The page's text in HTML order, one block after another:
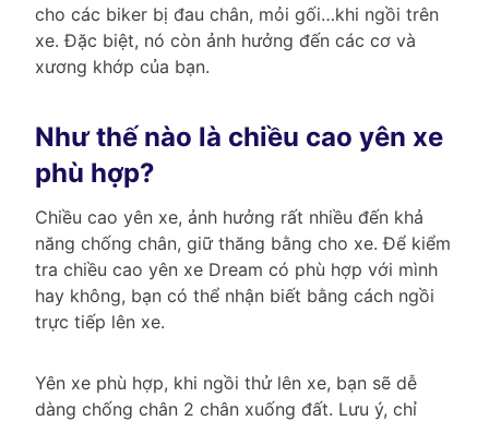
cho các biker bị đau chân, mỏi gối…khi ngồi trên
xe. Đặc biệt, nó còn ảnh hưởng đến các cơ và
xương khớp của bạn.
Như thế nào là chiều cao yên xe
phù hợp?
Chiều cao yên xe, ảnh hưởng rất nhiều đến khả
năng chống chân, giữ thăng bằng cho xe. Để kiểm
tra chiều cao yên xe Dream có phù hợp với mình
hay không, bạn có thể nhận biết bằng cách ngồi
trực tiếp lên xe.
Yên xe phù hợp, khi ngồi thử lên xe, bạn sẽ dễ
dàng chống chân 2 chân xuống đất. Lưu ý, chỉ